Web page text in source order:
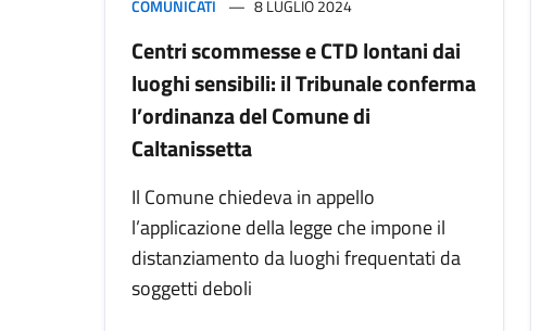
COMUNICATI 8 LUGLIO 2024
Centri scommesse e CTD lontani dai
luoghi sensibili: il Tribunale conferma
l’ordinanza del Comune di
Caltanissetta
Il Comune chiedeva in appello
l’applicazione della legge che impone il
distanziamento da luoghi frequentati da
soggetti deboli